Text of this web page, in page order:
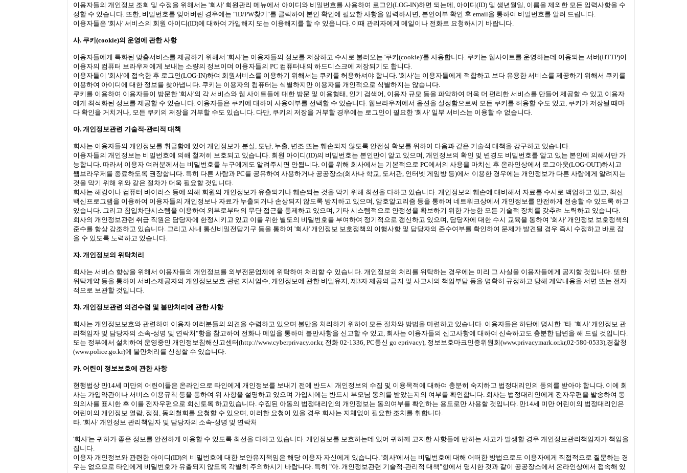
이용자들의 개인정보 조회 및 수정을 위해서는 '회사' 회원관리 메뉴에서 아이디와 비밀번호를 사용하여 로그인(LOG-IN)하면 되는데, 아이디(ID) 및 생년월일, 이름을 제외한 모든 입력사항을 수
정할 수 있습니다. 또한, 비밀번호를 잊어버린 경우에는 "ID/PW찾기"를 클릭하여 본인 확인에 필요한 사항을 입력하시면, 본인여부 확인 후 email을 통하여 비밀번호를 알려 드립니다.
이용자들은 '회사' 서비스의 회원 아이디(ID)에 대하여 가입해지 또는 이용해지를 할 수 있읍니다. 이때 관리자에게 메일이나 전화로 요청하시기 바랍니다.
사. 쿠키(cookie)의 운영에 관한 사항
이용자들에게 특화된 맞춤서비스를 제공하기 위해서 '회사'는 이용자들의 정보를 저장하고 수시로 불러오는 '쿠키(cookie)'를 사용합니다. 쿠키는 웹사이트를 운영하는데 이용되는 서버(HTTP)이
이용자의 컴퓨터 브라우저에게 보내는 소량의 정보이며 이용자들의 PC 컴퓨터내의 하드디스크에 저장되기도 합니다.
이용자들이 '회사'에 접속한 후 로그인(LOG-IN)하여 회원서비스를 이용하기 위해서는 쿠키를 허용하셔야 합니다. '회사'는 이용자들에게 적합하고 보다 유용한 서비스를 제공하기 위해서 쿠키를
이용하여 아이디에 대한 정보를 찾아냅니다. 쿠키는 이용자의 컴퓨터는 식별하지만 이용자를 개인적으로 식별하지는 않습니다.
쿠키를 이용하여 이용자들이 방문한 '회사'의 각 서비스와 웹 사이트들에 대한 방문 및 이용형태, 인기 검색어, 이용자 규모 등을 파악하여 더욱 더 편리한 서비스를 만들어 제공할 수 있고 이용자
에게 최적화된 정보를 제공할 수 있습니다. 이용자들은 쿠키에 대하여 사용여부를 선택할 수 있습니다. 웹브라우저에서 옵션을 설정함으로써 모든 쿠키를 허용할 수도 있고, 쿠키가 저장될 때마
다 확인을 거치거나, 모든 쿠키의 저장을 거부할 수도 있습니다. 다만, 쿠키의 저장을 거부할 경우에는 로그인이 필요한 '회사' 일부 서비스는 이용할 수 없습니다.
아. 개인정보관련 기술적-관리적 대책
회사는 이용자들의 개인정보를 취급함에 있어 개인정보가 분실, 도난, 누출, 변조 또는 훼손되지 않도록 안전성 확보를 위하여 다음과 같은 기술적 대책을 강구하고 있습니다.
이용자들의 개인정보는 비밀번호에 의해 철저히 보호되고 있습니다. 회원 아이디(ID)의 비밀번호는 본인만이 알고 있으며, 개인정보의 확인 및 변경도 비밀번호를 알고 있는 본인에 의해서만 가
능합니다. 따라서 이용자 여러분께서는 비밀번호를 누구에게도 알려주시면 안됩니다. 이를 위해 회사에서는 기본적으로 PC에서의 사용을 마치신 후 온라인상에서 로그아웃(LOG-OUT)하시고
웹브라우저를 종료하도록 권장합니다. 특히 다른 사람과 PC를 공유하여 사용하거나 공공장소(회사나 학교, 도서관, 인터넷 게임방 등)에서 이용한 경우에는 개인정보가 다른 사람에게 알려지는
것을 막기 위해 위와 같은 절차가 더욱 필요할 것입니다.
회사는 해킹이나 컴퓨터 바이러스 등에 의해 회원의 개인정보가 유출되거나 훼손되는 것을 막기 위해 최선을 다하고 있습니다. 개인정보의 훼손에 대비해서 자료를 수시로 백업하고 있고, 최신
백신프로그램을 이용하여 이용자들의 개인정보나 자료가 누출되거나 손상되지 않도록 방지하고 있으며, 암호알고리즘 등을 통하여 네트워크상에서 개인정보를 안전하게 전송할 수 있도록 하고
있습니다. 그리고 침입차단시스템을 이용하여 외부로부터의 무단 접근을 통제하고 있으며, 기타 시스템적으로 안정성을 확보하기 위한 가능한 모든 기술적 장치를 갖추려 노력하고 있습니다.
회사의 개인정보관련 취급 직원은 담당자에 한정시키고 있고 이를 위한 별도의 비밀번호를 부여하여 정기적으로 갱신하고 있으며, 담당자에 대한 수시 교육을 통하여 '회사' 개인정보 보호정책의
준수를 항상 강조하고 있습니다. 그리고 사내 통신비밀전담기구 등을 통하여 '회사' 개인정보 보호정책의 이행사항 및 담당자의 준수여부를 확인하여 문제가 발견될 경우 즉시 수정하고 바로 잡
을 수 있도록 노력하고 있습니다.
자. 개인정보의 위탁처리
회사는 서비스 향상을 위해서 이용자들의 개인정보를 외부전문업체에 위탁하여 처리할 수 있습니다. 개인정보의 처리를 위탁하는 경우에는 미리 그 사실을 이용자들에게 공지할 것입니다. 또한
위탁계약 등을 통하여 서비스제공자의 개인정보보호 관련 지시엄수, 개인정보에 관한 비밀유지, 제3자 제공의 금지 및 사고시의 책임부담 등을 명확히 규정하고 당해 계약내용을 서면 또는 전자
적으로 보관할 것입니다.
차. 개인정보관련 의견수렴 및 불만처리에 관한 사항
회사는 개인정보보호와 관련하여 이용자 여러분들의 의견을 수렴하고 있으며 불만을 처리하기 위하여 모든 절차와 방법을 마련하고 있습니다. 이용자들은 하단에 명시한 "타. '회사' 개인정보 관
리책임자 및 담당자의 소속-성명 및 연락처"항을 참고하여 전화나 메일을 통하여 불만사항을 신고할 수 있고, 회사는 이용자들의 신고사항에 대하여 신속하고도 충분한 답변을 해 드릴 것입니다.
또는 정부에서 설치하여 운영중인 개인정보침해신고센터(http://www.cyberprivacy.or.kr, 전화 02-1336, PC통신 go eprivacy), 정보보호마크인증위원회(www.privacymark.or.kr,02-580-0533),경찰청
(www.police.go.kr)에 불만처리를 신청할 수 있습니다.
카. 어린이 정보보호에 관한 사항
현행법상 만14세 미만의 어린이들은 온라인으로 타인에게 개인정보를 보내기 전에 반드시 개인정보의 수집 및 이용목적에 대하여 충분히 숙지하고 법정대리인의 동의를 받아야 합니다. 이에 회
사는 가입약관이나 서비스 이용규칙 등을 통하여 위 사항을 설명하고 있으며 가입시에는 반드시 부모님 동의를 받았는지의 여부를 확인합니다. 회사는 법정대리인에게 전자우편을 발송하여 동
의의사를 표시한 후 이를 전자우편으로 회신토록 하고있습니다. 수집된 아동의 법정대리인의 개인정보는 동의여부를 확인하는 용도로만 사용할 것입니다. 만14세 미만 어린이의 법정대리인은
어린이의 개인정보 열람, 정정, 동의철회를 요청할 수 있으며, 이러한 요청이 있을 경우 회사는 지체없이 필요한 조치를 취합니다.
타. '회사' 개인정보 관리책임자 및 담당자의 소속-성명 및 연락처
'회사'는 귀하가 좋은 정보를 안전하게 이용할 수 있도록 최선을 다하고 있습니다. 개인정보를 보호하는데 있어 귀하께 고지한 사항들에 반하는 사고가 발생할 경우 개인정보관리책임자가 책임을
집니다.
이용자 개인정보와 관련한 아이디(ID)의 비밀번호에 대한 보안유지책임은 해당 이용자 자신에게 있습니다. '회사'에서는 비밀번호에 대해 어떠한 방법으로도 이용자에게 직접적으로 질문하는 경
우는 없으므로 타인에게 비밀번호가 유출되지 않도록 각별히 주의하시기 바랍니다. 특히 "아. 개인정보관련 기술적-관리적 대책"항에서 명시한 것과 같이 공공장소에서 온라인상에서 접속해 있